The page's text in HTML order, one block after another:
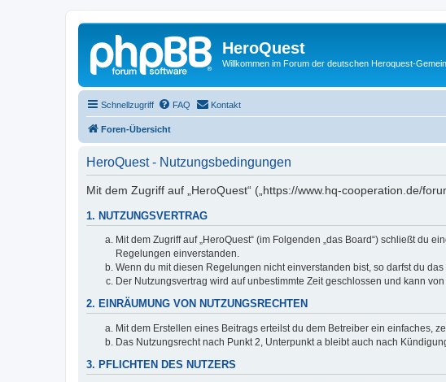
HeroQuest
Willkommen im Forum der deutschen Heroquest-
Schnellzugriff FAQ Kontakt
Foren-Übersicht
HeroQuest - Nutzungsbedingungen
Mit dem Zugriff auf „HeroQuest“ („https://www.hq-cooperation.de/
1. NUTZUNGSVERTRAG
Mit dem Zugriff auf „HeroQuest“ (im Folgenden „das Board“) schließt du
Regelungen einverstanden.
Wenn du mit diesen Regelungen nicht einverstanden bist, so darfst du
Der Nutzungsvertrag wird auf unbestimmte Zeit geschlossen und kann
2. EINRÄUMUNG VON NUTZUNGSRECHTEN
Mit dem Erstellen eines Beitrags erteilst du dem Betreiber ein einfaches,
Das Nutzungsrecht nach Punkt 2, Unterpunkt a bleibt auch nach
3. PFLICHTEN DES NUTZERS